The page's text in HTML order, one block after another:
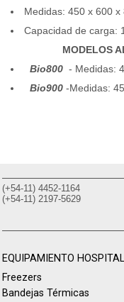
Medidas: 450 x 600 x
Capacidad de carga:
MODELOS
Bio800 - Medidas:
Bio900 -Medidas:
(+54-11) 4452-1164
(+54-11) 2197-5629
EQUIPAMIENTO
Freezers
Bandejas Térmicas